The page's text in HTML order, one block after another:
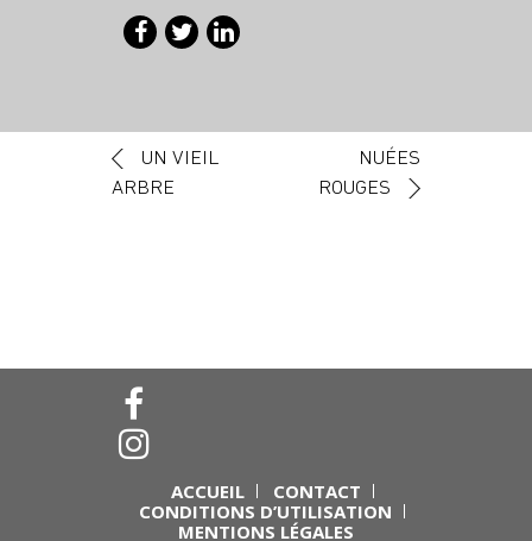
Navigation des articles
UN VIEIL
ARBRE
NUÉES
ROUGES
ACCUEIL
CONTACT
CONDITIONS D’UTILISATION
MENTIONS LÉGALES